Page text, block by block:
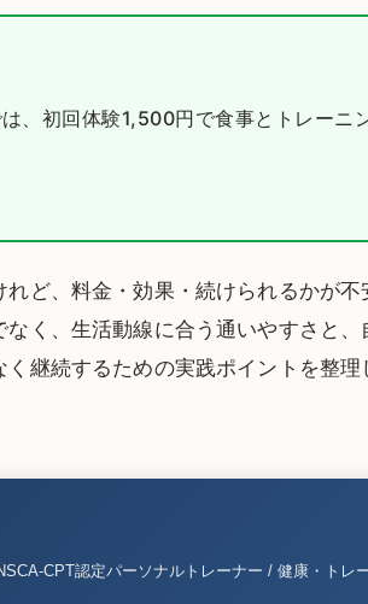
、初回体験1,500円で食事とトレーニ
ど、料金・効果・続けられるかが
く、生活動線に合う通いやすさと
継続するための実践ポイントを整理
CPT認定パーソナルトレーナー / 健康・トレ